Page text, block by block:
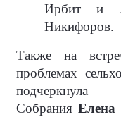
Ирбит и
Никифоров.
Также на
проблемах
подчеркнула
Собрания Елена